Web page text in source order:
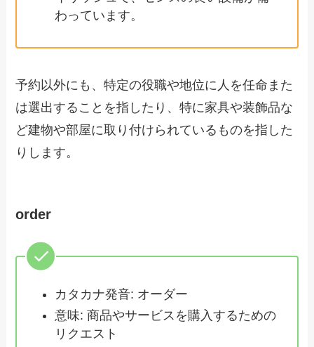
わっています。
予約以外にも、特定の役職や地位に人を任命また
は選出することを指したり、特に家具や装飾品な
ど建物や部屋に取り付けられているものを指した
りします。
order
カタカナ発音: オーダー
意味: 商品やサービスを購入するための
リクエスト